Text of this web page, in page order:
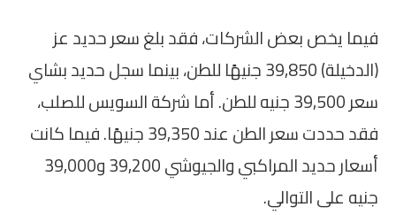
فيما يخص بعض الشركات، فقد بلغ سعر حديد عز
(الدخيلة) 39,850 جنيهًا للطن، بينما سجل حديد بشاي
سعر 39,500 جنيه للطن. أما شركة السويس للصلب،
فقد حددت سعر الطن عند 39,350 جنيهًا. فيما كانت
أسعار حديد المراكبي والجيوشي 39,200 و39,000
جنيه على التوالي.